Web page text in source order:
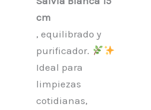
cm
, equilibrado y
purificador.
Ideal para
limpiezas
cotidianas,